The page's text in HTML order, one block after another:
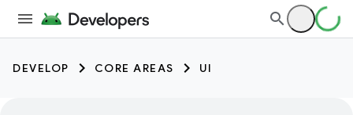
DEVELOP CORE AREAS UI